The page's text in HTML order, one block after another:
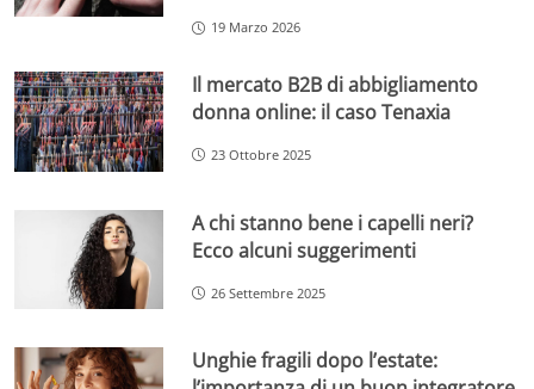
19 Marzo 2026
Il mercato B2B di abbigliamento
donna online: il caso Tenaxia
23 Ottobre 2025
A chi stanno bene i capelli neri?
Ecco alcuni suggerimenti
26 Settembre 2025
Unghie fragili dopo l’estate: